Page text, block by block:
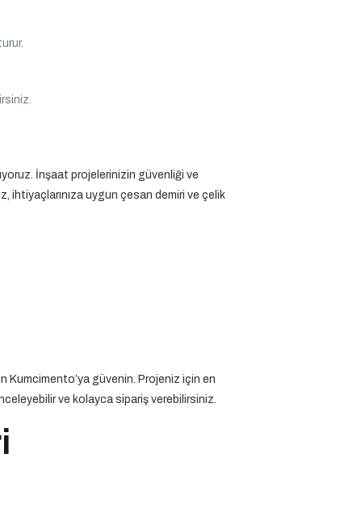
İnşaat projelerinizin güvenliği ve
ihtiyaçlarınıza uygun çesan demiri ve çelik
Kumcimento’ya güvenin. Projeniz için en
ve kolayca sipariş verebilirsiniz.